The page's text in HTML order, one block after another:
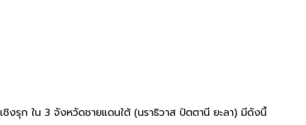
เชิงรุก ใน 3 จังหวัดชายแดนใต้ (นราธิวาส ปัตตานี ยะลา) มีดังนี้